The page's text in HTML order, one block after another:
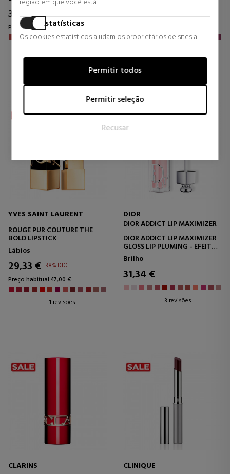
Estatísticas
Os cookies estatísticos ajudam os proprietários de sites a
coletando e fornecendo informações de forma anônima.
Os cookies de marketing são usados para rastrear visitantes
em sites. A intenção é exibir anúncios que sejam relevantes e
atraentes para o usuário individual e, portanto, mais valiosos
para editores e anunciantes terceirizados.
Permitir todos
Permitir seleção
Recusar
38,65 €
Preço habitual 58,38 €
30,59 €
YVES SAINT LAURENT
ROUGE PUR COUTURE THE
BOLD LIPSTICK
Lábios
29,33 € 38% DTO.
Preço habitual 47,00 €
1 revisões
DIOR
DIOR ADDICT LIP MAXIMIZER
DIOR ADDICT LIP MAXIMIZER
GLOSS LIP PLUMING - EFEITO
DE HIDRATAÇÃO E VOLUME -
IMEDIATO E DURADOURO
Brilho
31,34 €
3 revisões
CLARINS
CLINIQUE